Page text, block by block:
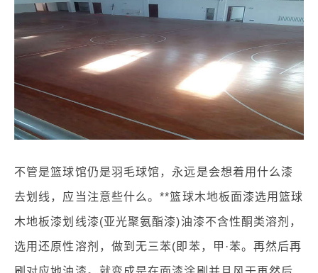
不管是篮球馆仍是羽毛球馆，永远是会想着用什么漆
去划线，应当注意些什么。**篮球木地板面漆选用篮球
木地板漆划线漆(亚光聚氨酯漆)油漆不含性酮类溶剂，
选用还原性溶剂，做到无三苯(即苯，甲·苯。再然后再